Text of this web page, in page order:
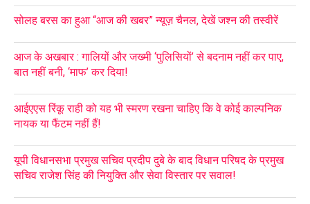
सोलह बरस का हुआ “आज की खबर” न्यूज़ चैनल, देखें जश्न की तस्वीरें
आज के अखबार : गालियों और जख्मी ‘पुलिसियों’ से बदनाम नहीं कर पाए,
बात नहीं बनी, ‘माफ’ कर दिया!
आईएएस रिंकू राही को यह भी स्मरण रखना चाहिए कि वे कोई काल्पनिक
नायक या फैंटम नहीं हैं!
यूपी विधानसभा प्रमुख सचिव प्रदीप दुबे के बाद विधान परिषद के प्रमुख
सचिव राजेश सिंह की नियुक्ति और सेवा विस्तार पर सवाल!